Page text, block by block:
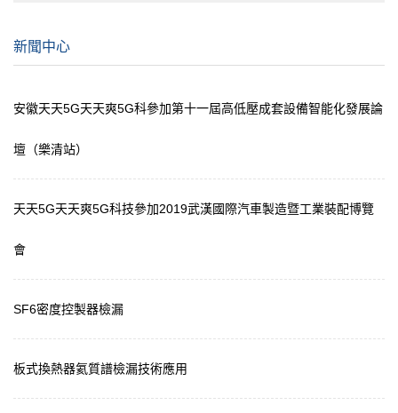
新聞中心
安徽天天5G天天爽5G科參加第十一屆高低壓成套設備智能化發展論
壇（樂清站）
天天5G天天爽5G科技參加2019武漢國際汽車製造暨工業裝配博覽
會
SF6密度控製器檢漏
板式換熱器氦質譜檢漏技術應用